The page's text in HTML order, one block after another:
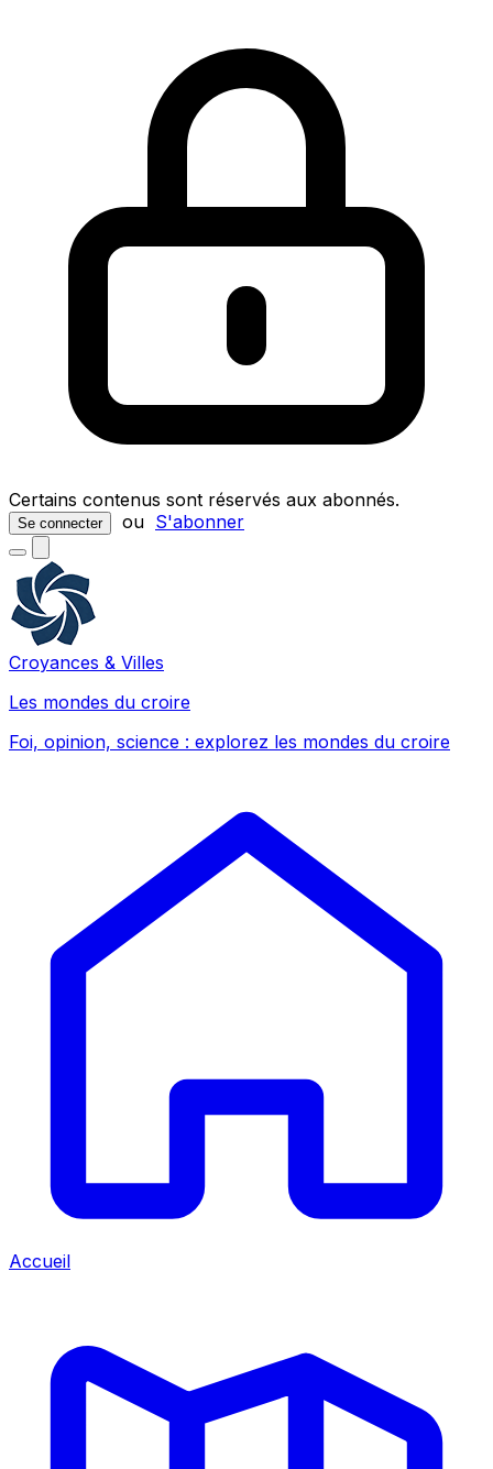
Certains contenus sont réservés aux abonnés.
Se connecter ou S'abonner
Croyances & Villes
Les mondes du croire
Foi, opinion, science : explorez les mondes du croire
Accueil